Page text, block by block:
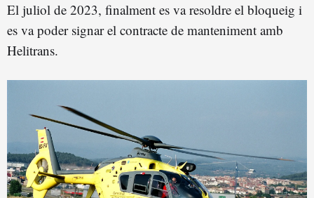
El juliol de 2023, finalment es va resoldre el bloqueig i
es va poder signar el contracte de manteniment amb
Helitrans.